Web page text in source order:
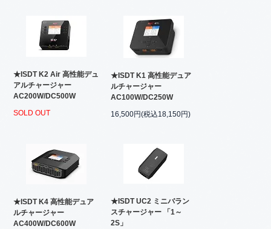
★ISDT K2 Air 高性能デュ
アルチャージャー
AC200W/DC500W
SOLD OUT
★ISDT K1 高性能デュア
ルチャージャー
AC100W/DC250W
16,500円(税込18,150円)
★ISDT K4 高性能デュア
ルチャージャー
AC400W/DC600W
★ISDT UC2 ミニバラン
スチャージャー 「1～
2S」